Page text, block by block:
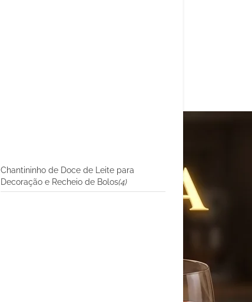
Chantininho de Doce de Leite para
Decoração e Recheio de Bolos(4)